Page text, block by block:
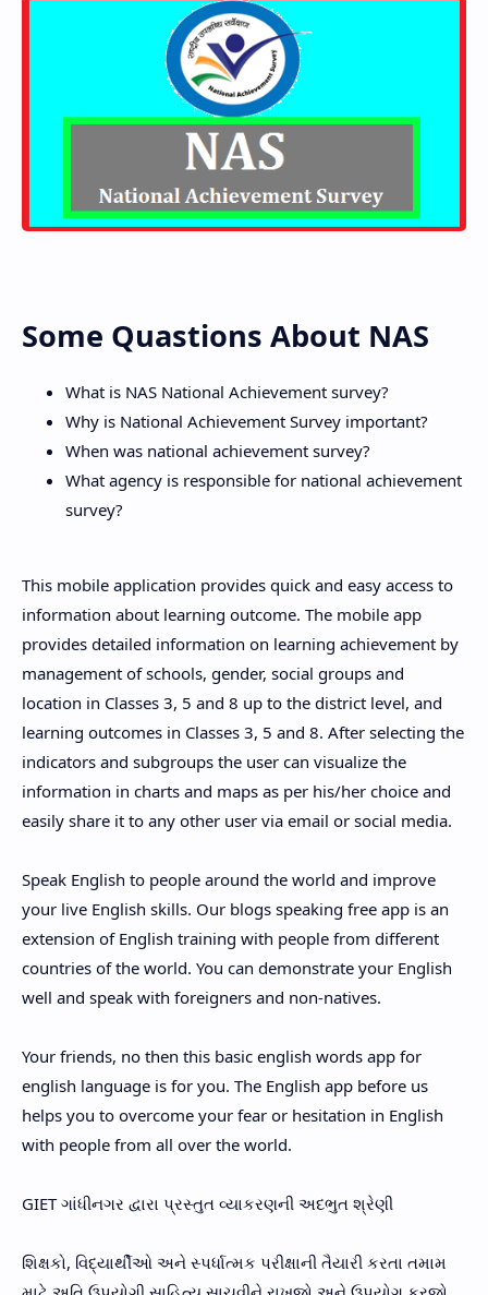
Some Quastions About NAS
What is NAS National Achievement survey?
Why is National Achievement Survey important?
When was national achievement survey?
What agency is responsible for national achievement
survey?
This mobile application provides quick and easy access to
information about learning outcome. The mobile app
provides detailed information on learning achievement by
management of schools, gender, social groups and
location in Classes 3, 5 and 8 up to the district level, and
learning outcomes in Classes 3, 5 and 8. After selecting the
indicators and subgroups the user can visualize the
information in charts and maps as per his/her choice and
easily share it to any other user via email or social media.
Speak English to people around the world and improve
your live English skills. Our blogs speaking free app is an
extension of English training with people from different
countries of the world. You can demonstrate your English
well and speak with foreigners and non-natives.
Your friends, no then this basic english words app for
english language is for you. The English app before us
helps you to overcome your fear or hesitation in English
with people from all over the world.
GIET ગાંધીનગર દ્વારા પ્રસ્તુત વ્યાકરણની અદભુત શ્રેણી
શિક્ષકો, વિદ્યાર્થીઓ અને સ્પર્ધાત્મક પરીક્ષાની તૈયારી કરતા તમામ